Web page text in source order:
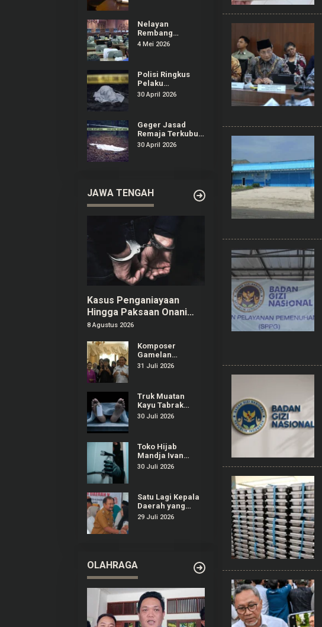
Nelayan
Rembang
Audiensi ke DPRD
4 Mei 2026
Polisi Ringkus
Pelaku
Pembunuhan
Sedan Rembang
30 April 2026
Geger Jasad
Remaja Terkubur
di Perkebunan
30 April 2026
JAWA TENGAH
Kasus Penganiayaan
Hingga Paksaan Onani
Pria di Tangerang: 8
8 Agustus 2026
Komposer
Gamelan
Kontemporer
Ambassador SIPA
2026
31 Juli 2026
Truk Muatan
Kayu Tabrak
Warung dan
Orang Tewas
30 Juli 2026
Toko Hijab
Mandja Ivan
Gunawan di
30 Juli 2026
Satu Lagi Kepala
Daerah yang
Terjaring OTT
29 Juli 2026
OLAHRAGA